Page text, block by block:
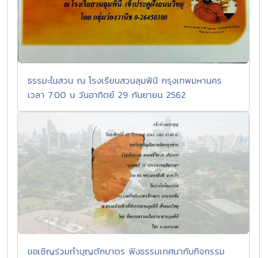
ธรรมะในสวน ณ โรงเรียนสวนลุมพินี กรุงเทพมหานคร
เวลา 7:00 น วันอาทิตย์ 29 กันยายน 2562
ขอเชิญร่วมทำบุญตักบาตร ฟังธรรมเทศนากับกิจกรรม